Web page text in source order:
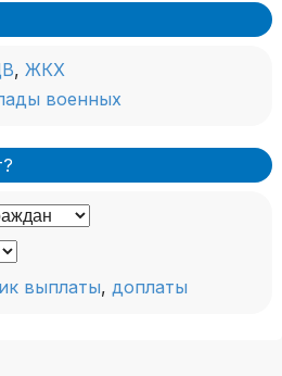
, ЖКХ
военных
выплаты, доплаты